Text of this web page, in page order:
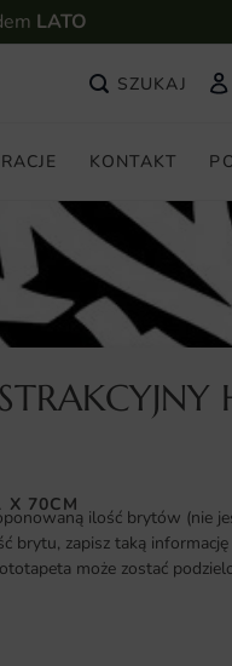
LATO
KONTAKT
X 70CM
ilość brytów (nie
brytu, zapisz taką
może zostać